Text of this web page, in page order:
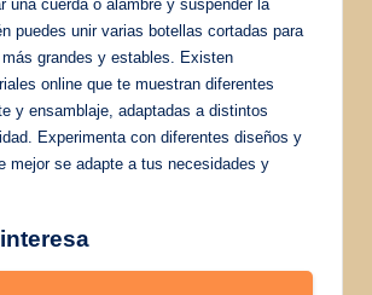
una cuerda o alambre y suspender la
puedes unir varias botellas cortadas para
grandes y estables. Existen
online que te muestran diferentes
y ensamblaje, adaptadas a distintos
Experimenta con diferentes diseños y
mejor se adapte a tus necesidades y